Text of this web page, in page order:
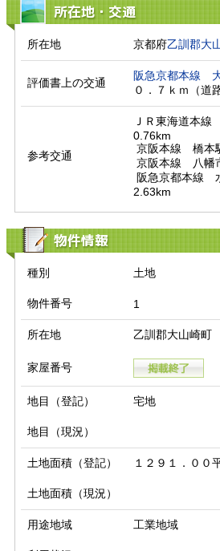
所在地・交通
所在地 京都府乙訓郡大
評価書上の交通
阪急京都本線
０．７ｋｍ（道
参考交通
ＪＲ東海道本
0.76km
2.63km
物件情報
種別 土地
物件番号 1
所在地 乙訓郡大山崎町
家屋番号
地目（登記） 宅地
地目（現況）
土地面積（登記） １２９１．００
土地面積（現況）
用途地域 工業地域